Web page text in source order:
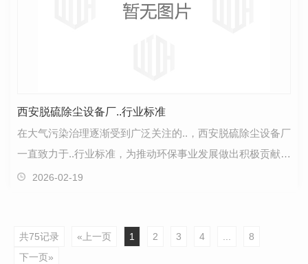
西安脱硫除尘设备厂..行业标准
在大气污染治理逐渐受到广泛关注的..，西安脱硫除尘设备厂
一直致力于..行业标准，为推动环保事业发展做出积极贡献。
作为行业的...，我们不断追求技术创新和品质提…
2026-02-19
共75记录 «上一页 1 2 3 4 ...
8
下一页»